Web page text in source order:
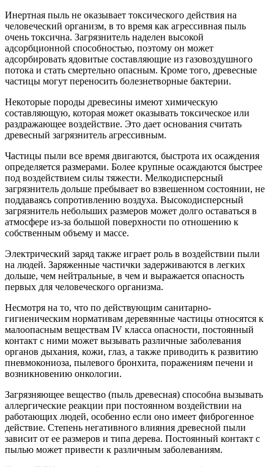
Инертная пыль не оказывает токсического действия на
человеческий организм, в то время как агрессивная пыль
очень токсична. Загрязнитель наделен высокой
адсорбционной способностью, поэтому он может
адсорбировать ядовитые составляющие из газовоздушного
потока и стать смертельно опасным. Кроме того, древесные
частицы могут переносить болезнетворные бактерии.
Некоторые породы древесины имеют химическую
составляющую, которая может оказывать токсическое или
раздражающее воздействие. Это дает основания считать
древесный загрязнитель агрессивным.
Частицы пыли все время двигаются, быстрота их осаждения
определяется размерами. Более крупные осаждаются быстрее
под воздействием силы тяжести. Мелкодисперсный
загрязнитель дольше пребывает во взвешенном состоянии, не
поддаваясь сопротивлению воздуха. Высокодисперсный
загрязнитель небольших размеров может долго оставаться в
атмосфере из-за большой поверхности по отношению к
собственным объему и массе.
Электрический заряд также играет роль в воздействии пыли
на людей. Заряженные частички задерживаются в легких
дольше, чем нейтральные, в чем и выражается опасность
первых для человеческого организма.
Несмотря на то, что по действующим санитарно-
гигиеническим нормативам деревянные частицы относятся к
малоопасным веществам IV класса опасности, постоянный
контакт с ними может вызывать различные заболевания
органов дыхания, кожи, глаз, а также приводить к развитию
пневмокониоза, пылевого бронхита, поражениям печени и
возникновению онкологии.
Загрязняющее вещество (пыль древесная) способна вызывать
аллергические реакции при постоянном воздействии на
работающих людей, особенно если оно имеет фиброгенное
действие. Степень негативного влияния древесной пыли
зависит от ее размеров и типа дерева. Постоянный контакт с
пылью может привести к различным заболеваниям.